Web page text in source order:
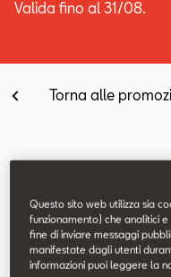
Contatti
Configuratore
Valida fino al 31/08.
Torna alle
Fari posteriori Full
Full Link Wireless
Questo sito web utilizza sia
funzionamento) che analitici
fine di inviare messaggi
manifestate dagli utenti
informazioni puoi leggere la